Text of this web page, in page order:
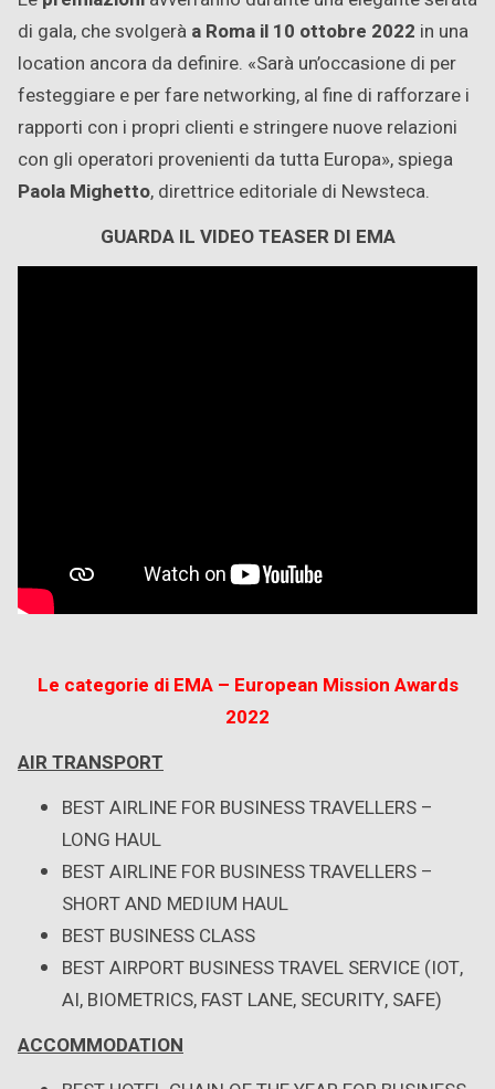
di gala, che svolgerà a Roma il 10 ottobre 2022 in una
location ancora da definire. «Sarà un’occasione di per
festeggiare e per fare networking, al fine di rafforzare i
rapporti con i propri clienti e stringere nuove relazioni
con gli operatori provenienti da tutta Europa», spiega
Paola Mighetto, direttrice editoriale di Newsteca.
GUARDA IL VIDEO TEASER DI EMA
Le categorie di EMA – European Mission Awards
2022
AIR TRANSPORT
BEST AIRLINE FOR BUSINESS TRAVELLERS –
LONG HAUL
BEST AIRLINE FOR BUSINESS TRAVELLERS –
SHORT AND MEDIUM HAUL
BEST BUSINESS CLASS
BEST AIRPORT BUSINESS TRAVEL SERVICE (IOT,
AI, BIOMETRICS, FAST LANE, SECURITY, SAFE)
ACCOMMODATION